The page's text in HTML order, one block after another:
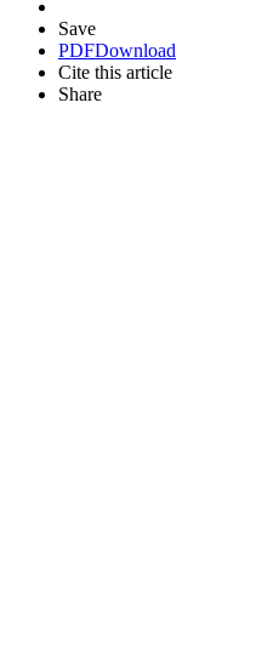
Save
PDFDownload
Cite this article
Share